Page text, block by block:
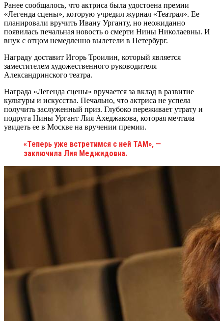
Ранее сообщалось, что актриса была удостоена премии
«Легенда сцены», которую учредил журнал «Театрал». Ее
планировали вручить Ивану Урганту, но неожиданно
появилась печальная новость о смерти Нины Николаевны. И
внук с отцом немедленно вылетели в Петербург.
Награду доставит Игорь Троилин, который является
заместителем художественного руководителя
Александринского театра.
Награда «Легенда сцены» вручается за вклад в развитие
культуры и искусства. Печально, что актриса не успела
получить заслуженный приз. Глубоко переживает утрату и
подруга Нины Ургант Лия Ахеджакова, которая мечтала
увидеть ее в Москве на вручении премии.
«Теперь уже встретимся с ней ТАМ», —
заключила Лия Меджидовна.